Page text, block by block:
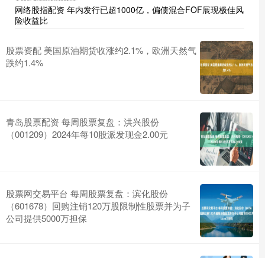
网络股指配资 年内发行已超1000亿，偏债混合FOF展现极佳风
险收益比
股票资配 美国原油期货收涨约2.1%，欧洲天然气
跌约1.4%
青岛股票配资 每周股票复盘：洪兴股份
（001209）2024年每10股派发现金2.00元
股票网交易平台 每周股票复盘：滨化股份
（601678）回购注销120万股限制性股票并为子
公司提供5000万担保